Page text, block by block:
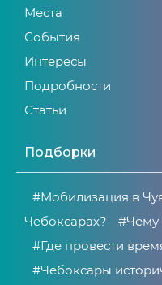
Места
События
Интересы
Подробности
Статьи
Подборки
#Мобилизация в
Чебоксарах?
#Чему
#Где провести
#Чебоксары